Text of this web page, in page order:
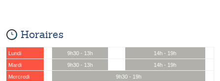
Horaires
Lundi 9h30 - 13h
14h - 19h
Mardi
9h30 - 13h
14h - 19h
Mercredi
9h30 - 19h